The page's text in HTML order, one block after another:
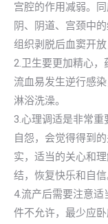
宫腔的作用减弱。
阴、阴道、宫颈中
组织剥脱后血窦开放
2.卫生要更加精心
流血易发生逆行感
淋浴洗澡。
3.心理调适是非常
自怨，会觉得得到
实，适当的关心和
结，恢复快乐和自信
4.流产后需要注意
件不允许，最少应